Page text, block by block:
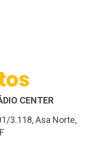
CENTER
3.118, Asa Norte,